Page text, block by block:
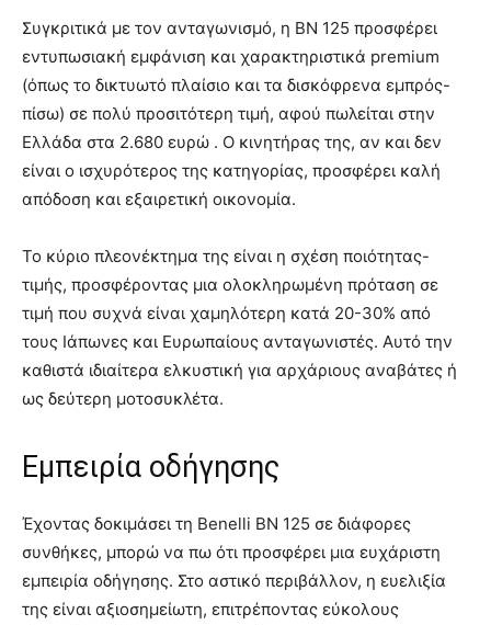
Συγκριτικά με τον ανταγωνισμό, η BN 125 προσφέρει
εντυπωσιακή εμφάνιση και χαρακτηριστικά premium
(όπως το δικτυωτό πλαίσιο και τα δισκόφρενα εμπρός-
πίσω) σε πολύ προσιτότερη τιμή, αφού πωλείται στην
Ελλάδα στα 2.680 ευρώ . Ο κινητήρας της, αν και δεν
είναι ο ισχυρότερος της κατηγορίας, προσφέρει καλή
απόδοση και εξαιρετική οικονομία.
Το κύριο πλεονέκτημα της είναι η σχέση ποιότητας-
τιμής, προσφέροντας μια ολοκληρωμένη πρόταση σε
τιμή που συχνά είναι χαμηλότερη κατά 20-30% από
τους Ιάπωνες και Ευρωπαίους ανταγωνιστές. Αυτό την
καθιστά ιδιαίτερα ελκυστική για αρχάριους αναβάτες ή
ως δεύτερη μοτοσυκλέτα.
Εμπειρία οδήγησης
Έχοντας δοκιμάσει τη Benelli BN 125 σε διάφορες
συνθήκες, μπορώ να πω ότι προσφέρει μια ευχάριστη
εμπειρία οδήγησης. Στο αστικό περιβάλλον, η ευελιξία
της είναι αξιοσημείωτη, επιτρέποντας εύκολους